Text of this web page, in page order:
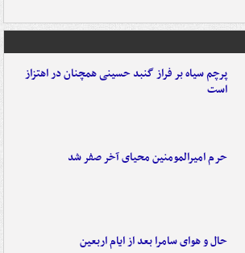
پرچم سیاه بر فراز گنبد حسینی همچنان در اهتزاز
است
حرم امیرالمومنین محیای آخر صفر شد
حال و هوای سامرا بعد از ایام اربعین